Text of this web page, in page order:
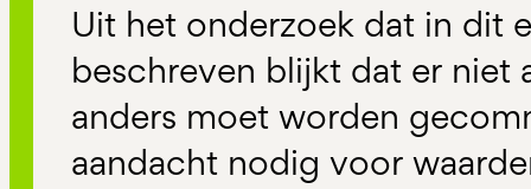
Uit het onderzoek dat in dit
beschreven blijkt dat er niet
anders moet worden
aandacht nodig voor